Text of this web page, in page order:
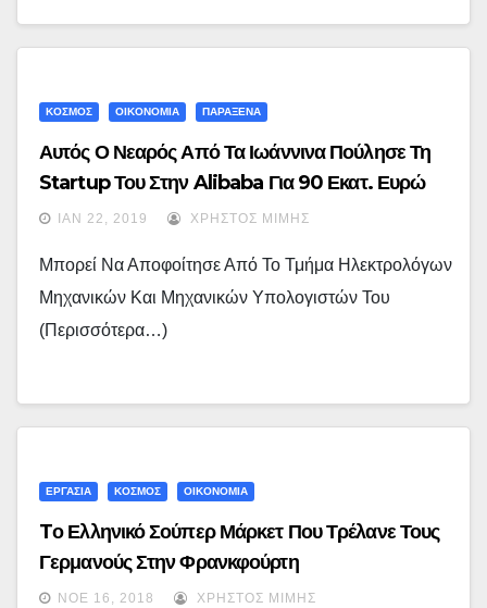
ΚΟΣΜΟΣ ΟΙΚΟΝΟΜΙΑ ΠΑΡΑΞΕΝΑ
Αυτός Ο Νεαρός Από Τα Ιωάννινα Πούλησε Τη
Startup Του Στην Alibaba Για 90 Εκατ. Ευρώ
(εικόνες + Video)
ΙΑΝ 22, 2019 ΧΡΉΣΤΟΣ ΜΊΜΗΣ
Μπορεί Να Αποφοίτησε Από Το Τμήμα Ηλεκτρολόγων
Μηχανικών Και Μηχανικών Υπολογιστών Του
(περισσότερα…)
ΕΡΓΑΣΙΑ ΚΟΣΜΟΣ ΟΙΚΟΝΟΜΙΑ
Tο Ελληνικό Σούπερ Μάρκετ Που Τρέλανε Τους
Γερμανούς Στην Φρανκφούρτη
ΝΟΈ 16, 2018 ΧΡΉΣΤΟΣ ΜΊΜΗΣ